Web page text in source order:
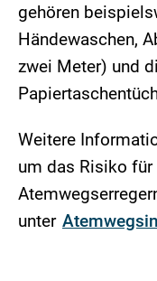
gehören
Händewaschen,
zwei Meter) und
Weitere
um das Risiko
unter